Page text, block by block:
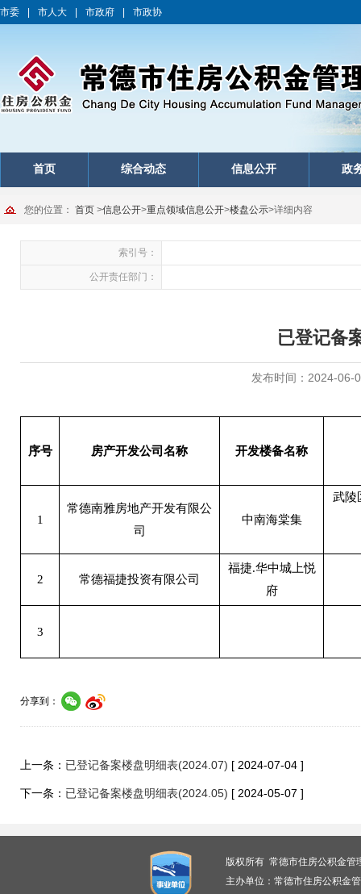
市委 市人大 市政府 市政协
首页 综合动态 信息公开 政
您的位置： 首页 >信息公开>重点领域信息公开>楼盘公示>详细内容
索引号：
公开责任部门：
已登记备
发布时间：2024-06-
序号 房产开发公司名称 开发楼备名称
1
常德南雅房地产开发有限公
司
中南海棠集
武陵
2 常德福捷投资有限公司
福捷.华中城上悦
府
3
分享到：
上一条： 已登记备案楼盘明细表(2024.07) [ 2024-07-04 ]
下一条： 已登记备案楼盘明细表(2024.05) [ 2024-05-07 ]
版权所有 常德市住房公积金
主办单位：常德市住房公积金